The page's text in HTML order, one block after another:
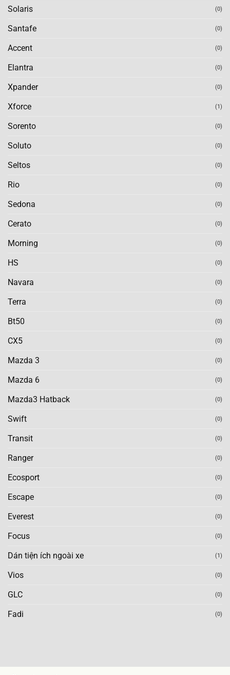
Solaris (0)
Santafe (0)
Accent (0)
Elantra (0)
Xpander (0)
Xforce (1)
Sorento (0)
Soluto (0)
Seltos (0)
Rio (0)
Sedona (0)
Cerato (0)
Morning (0)
HS (0)
Navara (0)
Terra (0)
Bt50 (0)
CX5 (0)
Mazda 3 (0)
Mazda 6 (0)
Mazda3 Hatback (0)
Swift (0)
Transit (0)
Ranger (0)
Ecosport (0)
Escape (0)
Everest (0)
Focus (0)
Dán tiện ích ngoài xe (1)
Vios (0)
GLC (0)
Fadi (0)